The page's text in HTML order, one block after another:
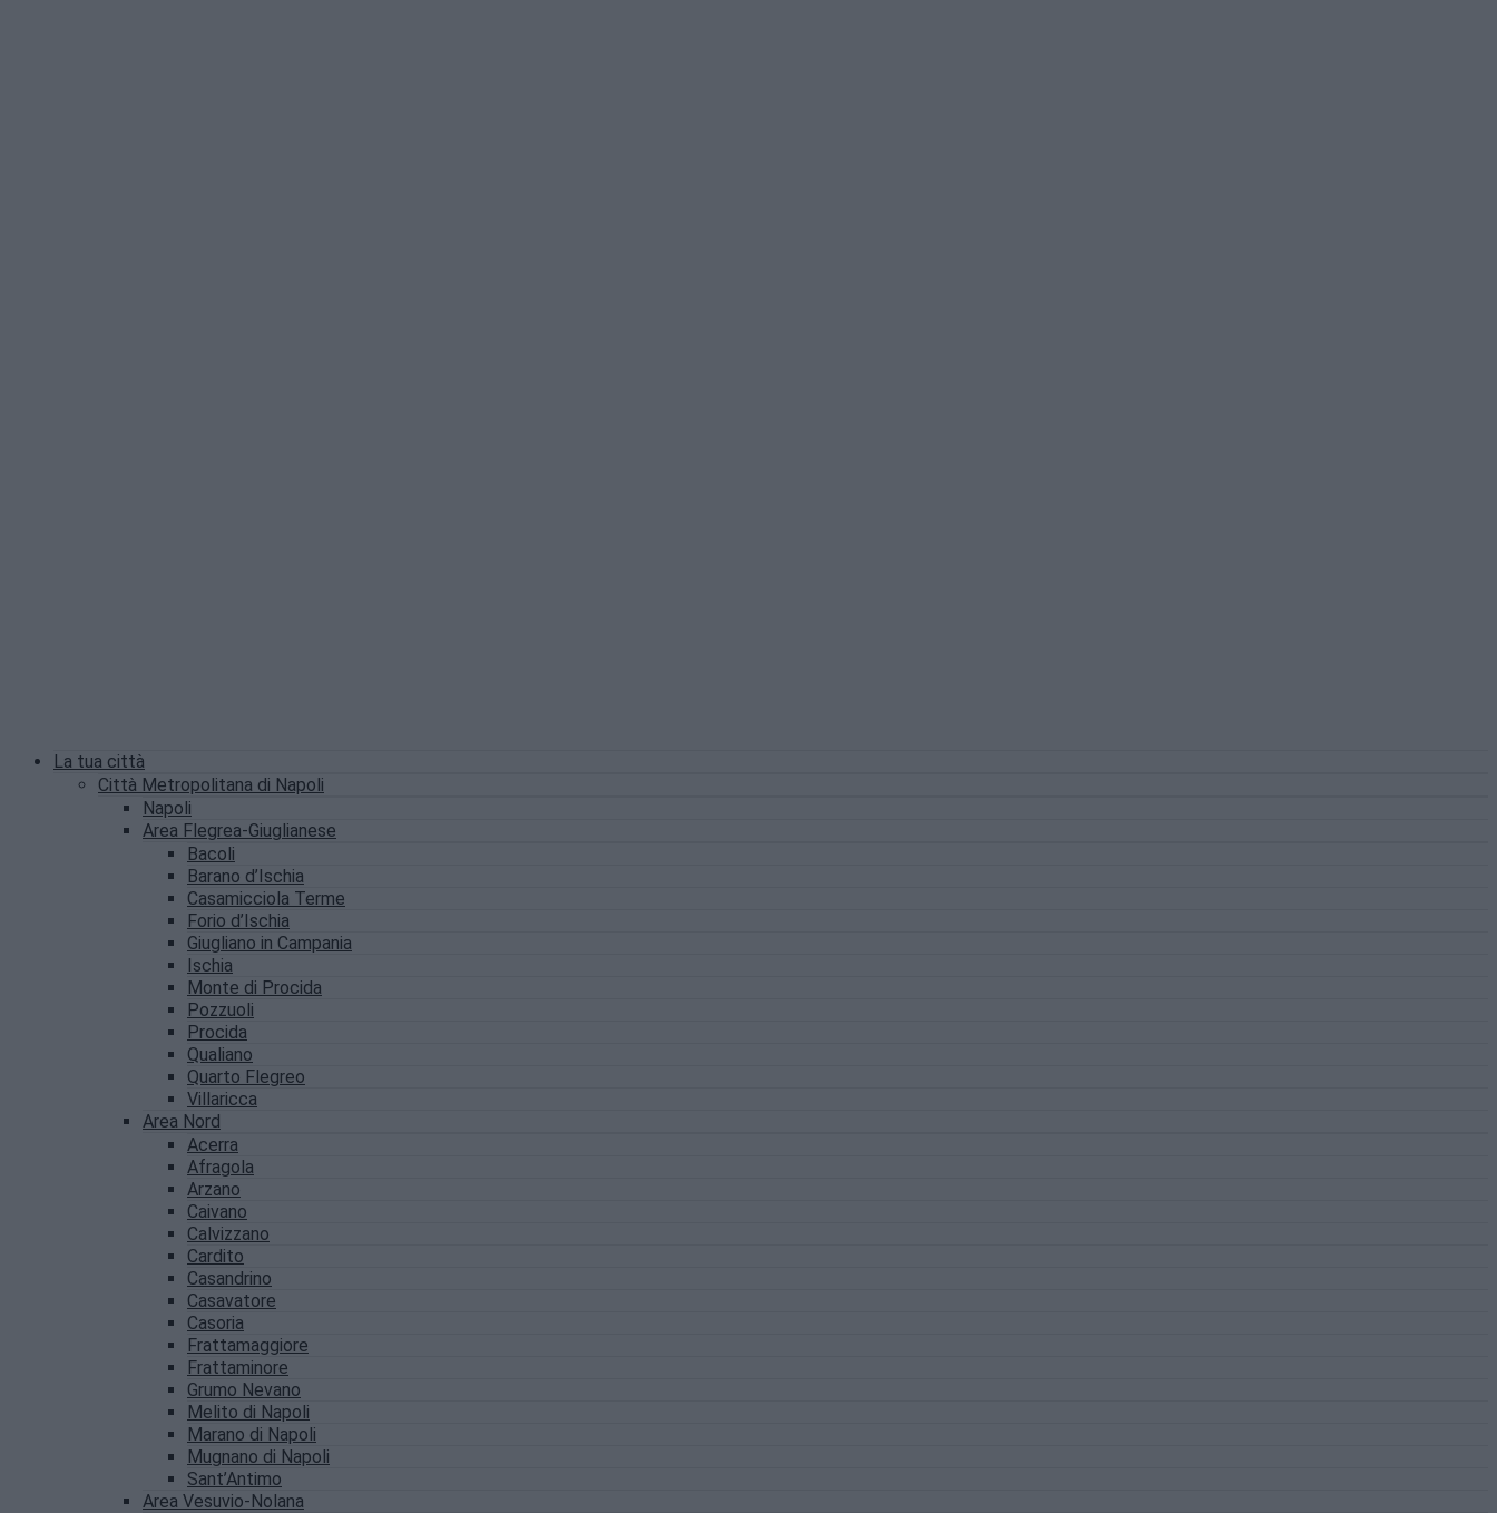
La tua città
Città Metropolitana di Napoli
Napoli
Area Flegrea-Giuglianese
Bacoli
Barano d’Ischia
Casamicciola Terme
Forio d’Ischia
Giugliano in Campania
Ischia
Monte di Procida
Pozzuoli
Procida
Qualiano
Quarto Flegreo
Villaricca
Area Nord
Acerra
Afragola
Arzano
Caivano
Calvizzano
Cardito
Casandrino
Casavatore
Casoria
Frattamaggiore
Frattaminore
Grumo Nevano
Melito di Napoli
Marano di Napoli
Mugnano di Napoli
Sant’Antimo
Area Vesuvio-Nolana